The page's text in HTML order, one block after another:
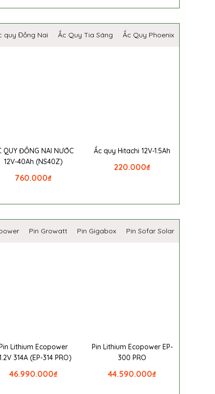
quy Đồng Nai Ắc Quy Tia Sáng Ắc Quy Phoenix
QUY ĐỒNG NAI NƯỚC
12V-40Ah (NS40Z)
₫
760.000
Ắc quy Hitachi 12V-1.5Ah
₫
220.000
Pin Growatt Pin Gigabox Pin Sofar Solar
Lithium Ecopower
314A (EP-314 PRO)
₫
46.990.000
Pin Lithium Ecopower EP-
300 PRO
₫
44.590.000